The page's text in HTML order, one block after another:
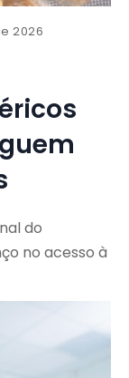
2026
do
no acesso à